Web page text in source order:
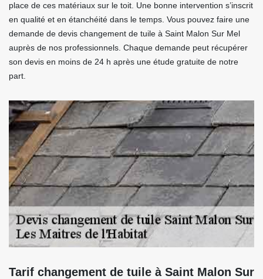
place de ces matériaux sur le toit. Une bonne intervention s’inscrit
en qualité et en étanchéité dans le temps. Vous pouvez faire une
demande de devis changement de tuile à Saint Malon Sur Mel
auprès de nos professionnels. Chaque demande peut récupérer
son devis en moins de 24 h après une étude gratuite de notre
part.
Tarif changement de tuile à Saint Malon Sur